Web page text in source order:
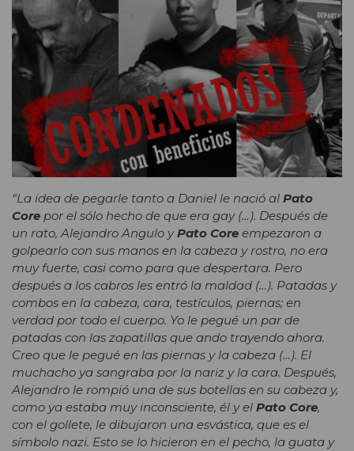
“La idea de pegarle tanto a Daniel le nació al Pato
Core por el sólo hecho de que era gay (…). Después de
un rato, Alejandro Angulo yPato Core empezaron a
golpearlo con sus manos en la cabeza y rostro, no era
muy fuerte, casi como para que despertara. Pero
después a los cabros les entró la maldad (…). Patadas y
combos en la cabeza, cara, testículos, piernas; en
verdad por todo el cuerpo. Yo le pegué un par de
patadas con las zapatillas que ando trayendo ahora.
Creo que le pegué en las piernas y la cabeza (…). El
muchacho ya sangraba por la nariz y la cara. Después,
Alejandro le rompió una de sus botellas en su cabeza y,
como ya estaba muy inconsciente, él y el Pato Core,
con el gollete, le dibujaron una esvástica, que es el
símbolo nazi. Esto se lo hicieron en el pecho, la guata y